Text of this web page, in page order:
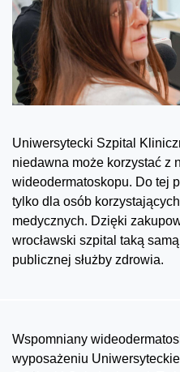
Uniwersytecki Szpital
niedawna może korzystać z
wideodermatoskopu. Do tej
tylko dla osób
medycznych. Dzięki
wrocławski szpital taką
publicznej służby zdrowia.
Wspomniany
wyposażeniu